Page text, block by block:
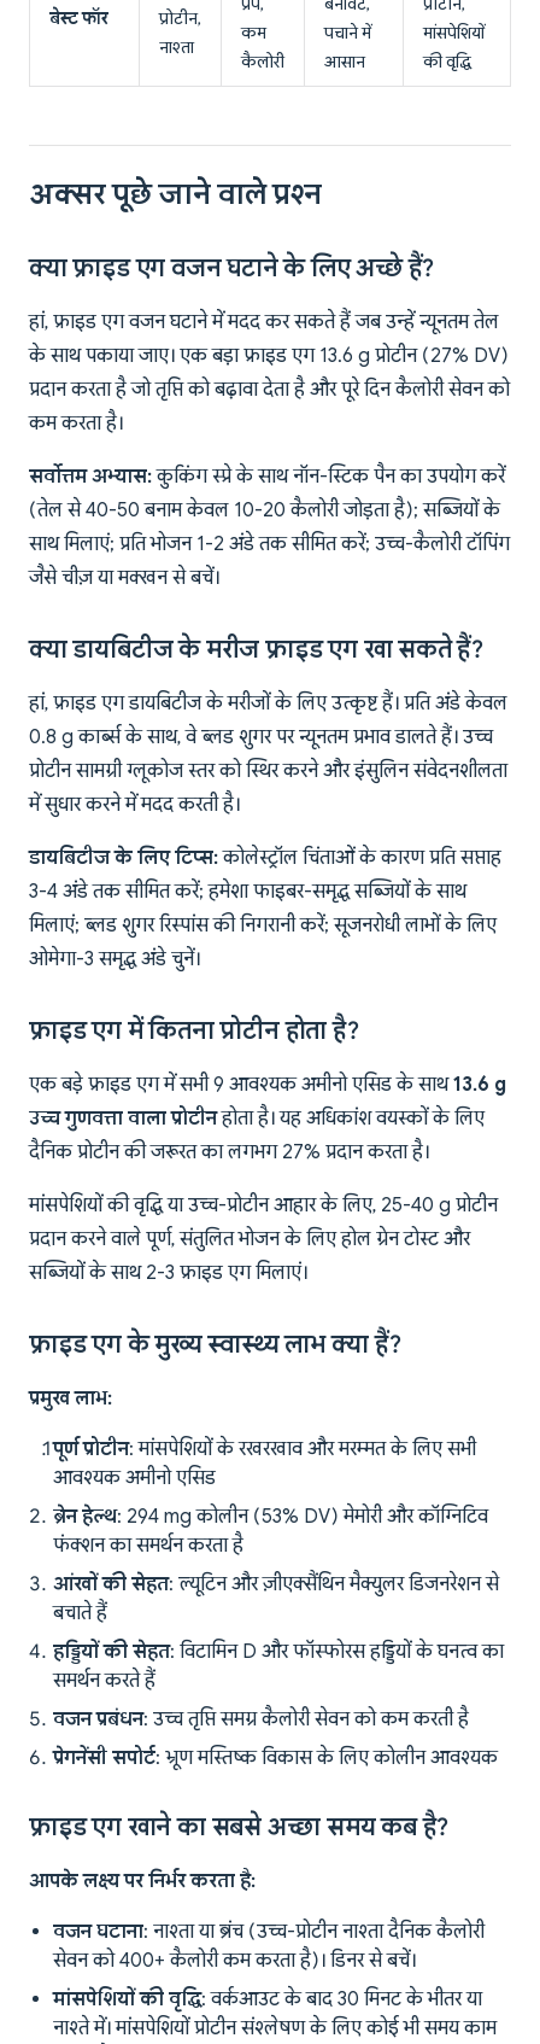
बेस्ट फॉर
प्रोटीन,
नाश्ता
कम
कैलोरी
पचाने में
आसान
मांसपेशियों
की वृद्धि
अक्सर पूछे जाने वाले प्रश्न
क्या फ्राइड एग वजन घटाने के लिए अच्छे हैं?
हां, फ्राइड एग वजन घटाने में मदद कर सकते हैं जब उन्हें न्यूनतम तेल
के साथ पकाया जाए। एक बड़ा फ्राइड एग 13.6 g प्रोटीन (27% DV)
प्रदान करता है जो तृप्ति को बढ़ावा देता है और पूरे दिन कैलोरी सेवन को
कम करता है।
सर्वोत्तम अभ्यास:कुकिंग स्प्रे के साथ नॉन-स्टिक पैन का उपयोग करें
(तेल से 40-50 बनाम केवल 10-20 कैलोरी जोड़ता है); सब्जियों के
साथ मिलाएं; प्रति भोजन 1-2 अंडे तक सीमित करें; उच्च-कैलोरी टॉपिंग
जैसे चीज़ या मक्खन से बचें।
क्या डायबिटीज के मरीज फ्राइड एग खा सकते हैं?
हां, फ्राइड एग डायबिटीज के मरीजों के लिए उत्कृष्ट हैं। प्रति अंडे केवल
0.8 g कार्ब्स के साथ, वे ब्लड शुगर पर न्यूनतम प्रभाव डालते हैं। उच्च
प्रोटीन सामग्री ग्लूकोज स्तर को स्थिर करने और इंसुलिन संवेदनशीलता
में सुधार करने में मदद करती है।
डायबिटीज के लिए टिप्स:कोलेस्ट्रॉल चिंताओं के कारण प्रति सप्ताह
3-4 अंडे तक सीमित करें; हमेशा फाइबर-समृद्ध सब्जियों के साथ
मिलाएं; ब्लड शुगर रिस्पांस की निगरानी करें; सूजनरोधी लाभों के लिए
ओमेगा-3 समृद्ध अंडे चुनें।
फ्राइड एग में कितना प्रोटीन होता है?
एक बड़े फ्राइड एग में सभी 9 आवश्यक अमीनो एसिड के साथ13.6 g
उच्च गुणवत्ता वाला प्रोटीनहोता है। यह अधिकांश वयस्कों के लिए
दैनिक प्रोटीन की जरूरत का लगभग 27% प्रदान करता है।
मांसपेशियों की वृद्धि या उच्च-प्रोटीन आहार के लिए, 25-40 g प्रोटीन
प्रदान करने वाले पूर्ण, संतुलित भोजन के लिए होल ग्रेन टोस्ट और
सब्जियों के साथ 2-3 फ्राइड एग मिलाएं।
फ्राइड एग के मुख्य स्वास्थ्य लाभ क्या हैं?
प्रमुख लाभ:
पूर्ण प्रोटीन: मांसपेशियों के रखरखाव और मरम्मत के लिए सभी
आवश्यक अमीनो एसिड
ब्रेन हेल्थ: 294 mg कोलीन (53% DV) मेमोरी और कॉग्निटिव
फंक्शन का समर्थन करता है
आंखों की सेहत: ल्यूटिन और ज़ीएक्सैंथिन मैक्युलर डिजनरेशन से
बचाते हैं
हड्डियों की सेहत: विटामिन D और फॉस्फोरस हड्डियों के घनत्व का
समर्थन करते हैं
वजन प्रबंधन: उच्च तृप्ति समग्र कैलोरी सेवन को कम करती है
प्रेगनेंसी सपोर्ट: भ्रूण मस्तिष्क विकास के लिए कोलीन आवश्यक
फ्राइड एग खाने का सबसे अच्छा समय कब है?
आपके लक्ष्य पर निर्भर करता है:
वजन घटाना: नाश्ता या ब्रंच (उच्च-प्रोटीन नाश्ता दैनिक कैलोरी
सेवन को 400+ कैलोरी कम करता है)। डिनर से बचें।
मांसपेशियों की वृद्धि: वर्कआउट के बाद 30 मिनट के भीतर या
नाश्ते में। मांसपेशियों प्रोटीन संश्लेषण के लिए कोई भी समय काम